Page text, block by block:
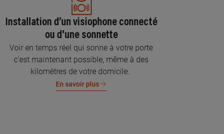
Installation d’un visiophone connecté
ou d'une sonnette
Voir en temps réel qui sonne à votre porte
c’est maintenant possible, même à des
kilomètres de votre domicile.
En savoir plus